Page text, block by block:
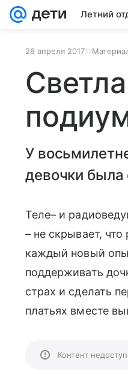
Летний
28 апреля 2017
У
девочки была
Теле– и
– не скрывает,
каждый новый
поддерживать
страх и сделать
платьях вместе
Контент